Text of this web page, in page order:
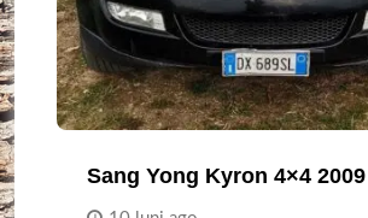
Sang Yong Kyron 4×4 2009